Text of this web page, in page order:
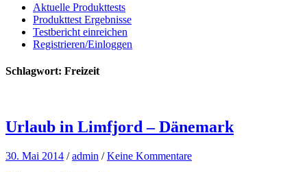
Aktuelle Produkttests
Produkttest Ergebnisse
Testbericht einreichen
Registrieren/Einloggen
Schlagwort: Freizeit
Urlaub in Limfjord – Dänemark
30. Mai 2014 /admin /Keine Kommentare